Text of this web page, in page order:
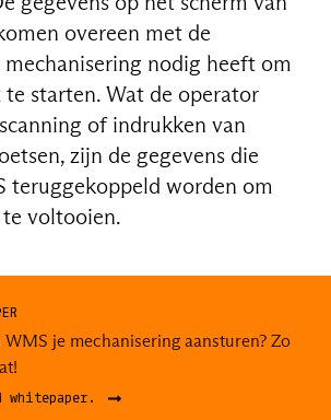
overeen met de
mechanisering nodig heeft om
te starten. Wat de operator
of indrukken van
zijn de gegevens die
teruggekoppeld worden om
voltooien.
WMS je mechanisering aansturen? Zo
whitepaper.